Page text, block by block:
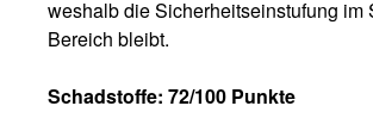
weshalb die Sicherheitseinstufung im
Bereich bleibt.
Schadstoffe: 72/100 Punkte